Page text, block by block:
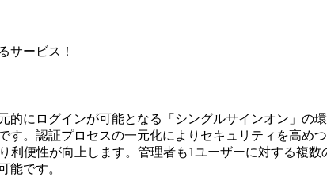
サービス！
にログインが可能となる「シングルサインオン」の
。認証プロセスの一元化によりセキュリティを高めつ
便性が向上します。管理者も1ユーザーに対する複数
能です。